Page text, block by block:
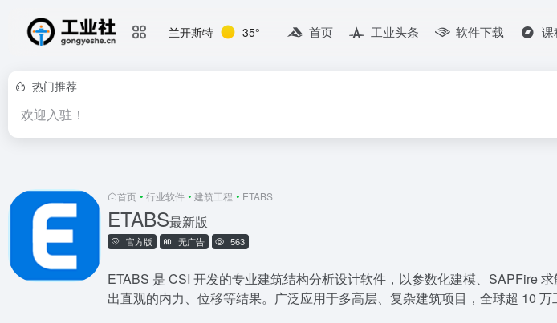
兰开斯特 35° 首页 工业头条 软件下载 课
热门推荐
欢迎入驻！
首页 • 行业软件 • 建筑工程 • ETABS
ETABS最新版
官方版 无广告 563
ETABS 是 CSI 开发的专业建筑结构分析设计软件，以参数化建模、SAPFire
出直观的内力、位移等结果。广泛应用于多高层、复杂建筑项目，全球超 10 万